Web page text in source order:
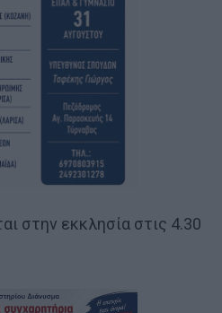
στην εκκλησία στις 4.30